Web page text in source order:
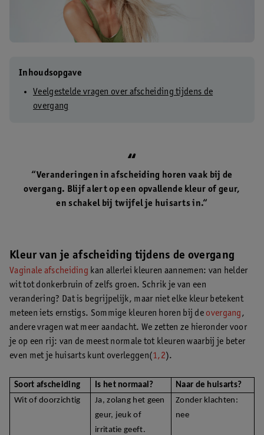
Inhoudsopgave
Veelgestelde vragen over afscheiding tijdens de
overgang
“Veranderingen in afscheiding horen vaak bij de
overgang. Blijf alert op een opvallende kleur of geur,
en schakel bij twijfel je huisarts in.“
Kleur van je afscheiding tijdens de overgang
Vaginale afscheiding kan allerlei kleuren aannemen: van helder
wit tot donkerbruin of zelfs groen. Schrik je van een
verandering? Dat is begrijpelijk, maar niet elke kleur betekent
meteen iets ernstigs. Sommige kleuren horen bij de overgang,
andere vragen wat meer aandacht. We zetten ze hieronder voor
je op een rij: van de meest normale tot kleuren waarbij je beter
even met je huisarts kunt overleggen(1,2).
Soort afscheiding Is het normaal?
Naar de huisarts?
Wit of doorzichtig
Ja, zolang het geen
geur, jeuk of
irritatie geeft.
Zonder klachten:
nee